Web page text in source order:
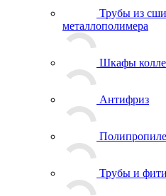
Трубы из
металлополимера
Шкафы
Антифриз
Трубы и